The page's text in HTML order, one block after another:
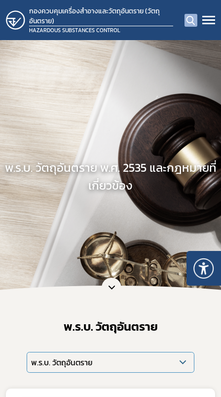
กองควบคุมเครื่องสำอางและวัตถุอันตราย (วัตถุ
อันตราย)
HAZARDOUS SUBSTANCES CONTROL
พ.ร.บ. วัตถุอันตราย พ.ศ. 2535 และกฎหมายที่
เกี่ยวข้อง
พ.ร.บ. วัตถุอันตราย
พ.ร.บ. วัตถุอันตราย